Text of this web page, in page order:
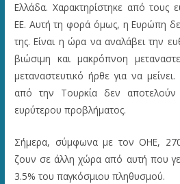
Ελλάδα. Χαρακτηρίστηκε από τους
ΕΕ. Αυτή τη φορά όμως, η Ευρώπη
της. Είναι η ώρα να αναλάβει την
βιώσιμη και μακρόπνοη
μεταναστευτικό ήρθε για να
από την Τουρκία δεν
ευρύτερου προβλήματος.
Σήμερα, σύμφωνα με τον ΟΗΕ,
ζουν σε άλλη χώρα από αυτή που
3.5% του παγκόσμιου πληθυσμού.